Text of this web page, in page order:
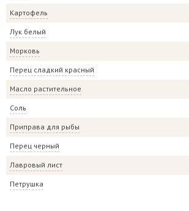
Картофель
Лук белый
Морковь
Перец сладкий красный
Масло растительное
Соль
Приправа для рыбы
Перец черный
Лавровый лист
Петрушка